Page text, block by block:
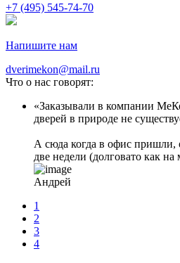
+7 (495) 545-74-70
Напишите нам
dverimekon@mail.ru
Что о нас говорят:
Заказывали в компании
дверей в природе не
А сюда когда в офис пришли,
две недели (долговато как
Андрей
1
2
3
4